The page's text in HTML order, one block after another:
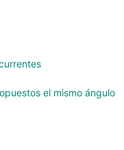
el mismo ángulo